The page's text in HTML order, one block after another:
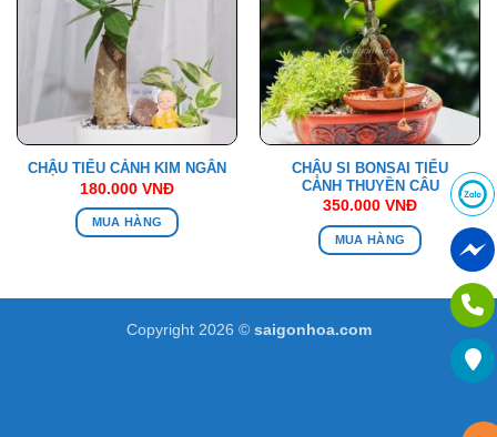
CHẬU TIỂU CẢNH KIM NGÂN
180.000 VNĐ
MUA HÀNG
CHẬU SI BONSAI TIỂU
CẢNH THUYỀN CÂU
350.000 VNĐ
MUA HÀNG
Copyright 2026 © saigonhoa.com